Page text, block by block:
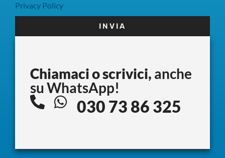
Privacy Policy
INVIA
Chiamaci o scrivici, anche
su WhatsApp!
030 73 86 325